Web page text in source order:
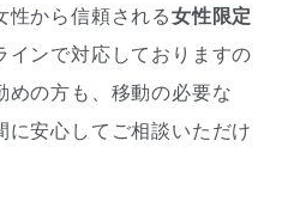
性から信頼される女性限定
インで対応しておりますの
めの方も、移動の必要な
に安心してご相談いただけ